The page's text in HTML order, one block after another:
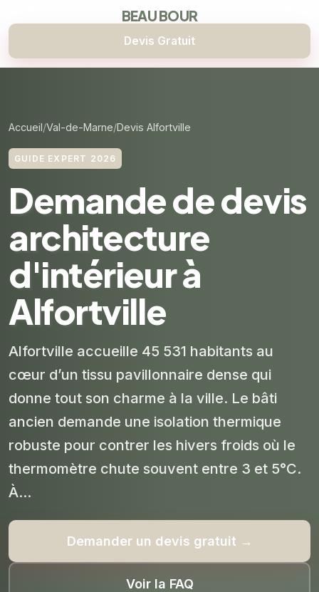
BEAU BOUR
Devis Gratuit
Accueil Val-de-Marne Devis Alfortville
GUIDE EXPERT 2026
Demande de devis
architecture
d'intérieur à
Alfortville
Alfortville accueille 45 531 habitants au
cœur d’un tissu pavillonnaire dense qui
donne tout son charme à la ville. Le bâti
ancien demande une isolation thermique
robuste pour contrer les hivers froids où le
thermomètre chute souvent entre 3 et 5°C.
À...
Demander un devis gratuit →
Voir la FAQ